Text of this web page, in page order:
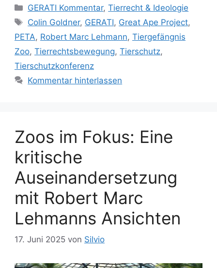
K
a
e
g
o
r
GERATI Kommentar,Tierrecht & Ideologie
S
c
l
a
g
e
r
Colin Goldner, GERATI, Great Ape Project,
PETA, Robert Marc Lehmann, Tiergefängnis
Zoo, Tierrechtsbewegung, Tierschutz,
Tierschutzkonferenz
Kommentar hinterlassen
Zoos im Fokus: Eine
kritische
Auseinandersetzung
mit Robert Marc
Lehmanns Ansichten
17. Juni 2025 von Silvio